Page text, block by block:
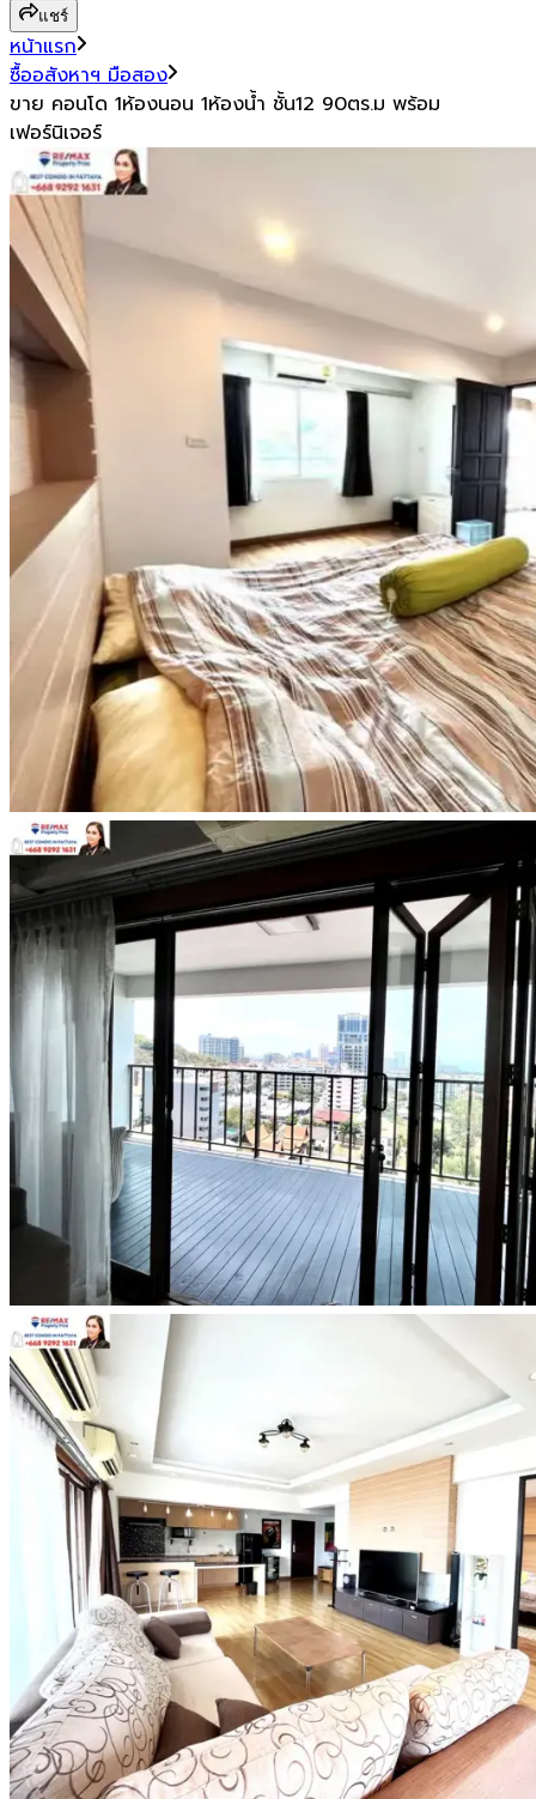
แชร์
หน้าแรก
ซื้ออสังหาฯ มือสอง
ขาย คอนโด 1ห้องนอน 1ห้องน้ำ ชั้น12 90ตร.ม พร้อม
เฟอร์นิเจอร์